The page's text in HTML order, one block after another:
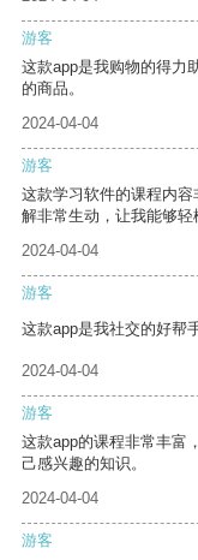
游客
这款app是我购物的得力
的商品。
2024-04-04
游客
这款学习软件的课程内
解非常生动，让我能够轻
2024-04-04
游客
这款app是我社交的好帮
2024-04-04
游客
这款app的课程非常丰富
己感兴趣的知识。
2024-04-04
游客